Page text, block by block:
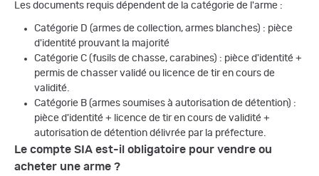
Les documents requis dépendent de la catégorie de l'arme :
Catégorie D (armes de collection, armes blanches) : pièce
d'identité prouvant la majorité
Catégorie C (fusils de chasse, carabines) : pièce d'identité +
permis de chasser validé ou licence de tir en cours de
validité.
Catégorie B (armes soumises à autorisation de détention) :
pièce d'identité + licence de tir en cours de validité +
autorisation de détention délivrée par la préfecture.
Le compte SIA est-il obligatoire pour vendre ou
acheter une arme ?